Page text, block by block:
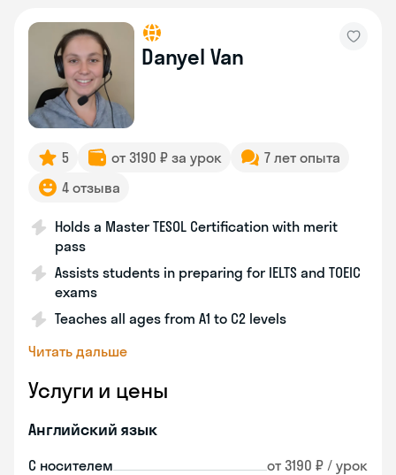
Danyel Van
5 от 3190 ₽ за урок
7 лет опыта
4 отзыва
Holds a Master TESOL Certification with merit
pass
Assists students in preparing for IELTS and TOEIC
exams
Teaches all ages from A1 to C2 levels
Читать дальше
Услуги и цены
Английский язык
С носителем от 3190 ₽ / урок